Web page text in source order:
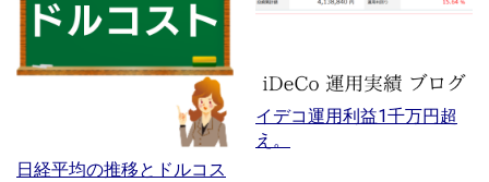
日経平均の推移とドルコス
イデコ運用利益1千万円超
え。